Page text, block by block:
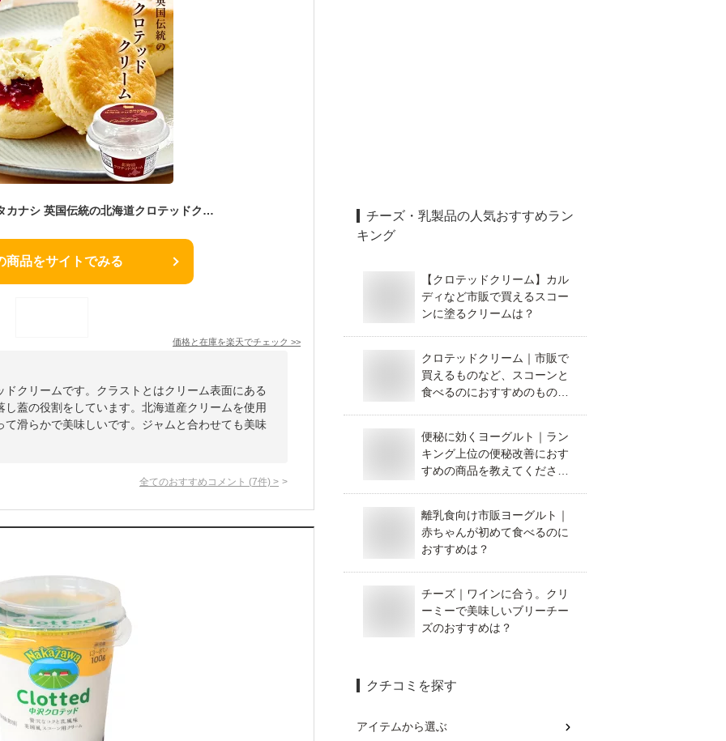
クロテッドクリーム タカナシ 英国伝統の北海道クロテッドクリーム 40g 3個 | タカナシ乳業 タカナシミルク 高梨乳業 タカナシ牛乳 クロテッドクリーム 英国伝統 北海道 スコーン イングリッシュスコーン クロテッド クリーム
商品をサイトでみる
価格と在庫を楽天でチェック >>
クリームです。クラストとはクリーム表面にある
蓋の役割をしています。北海道産クリームを使用
滑らかで美味しいです。ジャムと合わせても美味
全てのおすすめコメント (7件) >
チーズ・乳製品の人気おすすめラン
キング
【クロテッドクリーム】カル
ディなど市販で買えるスコー
ンに塗るクリームは？
クロテッドクリーム｜市販で
買えるものなど、スコーンと
食べるのにおすすめのものを
便秘に効くヨーグルト｜ラン
キング上位の便秘改善におす
すめの商品を教えてくださ
離乳食向け市販ヨーグルト｜
赤ちゃんが初めて食べるのに
おすすめは？
チーズ｜ワインに合う。クリ
ーミーで美味しいブリーチー
ズのおすすめは？
クチコミを探す
アイテムから選ぶ